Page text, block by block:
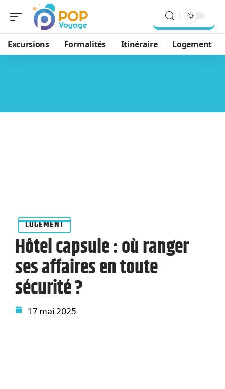
Excursions Formalités Itinéraire Logement
LOGEMENT
Hôtel capsule : où ranger
ses affaires en toute
sécurité ?
17 mai 2025